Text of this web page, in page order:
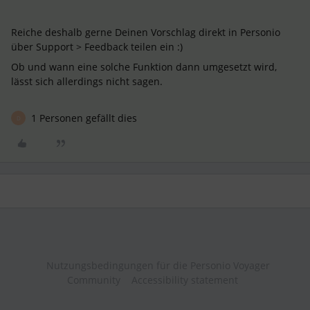
Reiche deshalb gerne Deinen Vorschlag direkt in Personio
über Support > Feedback teilen ein :)
Ob und wann eine solche Funktion dann umgesetzt wird,
lässt sich allerdings nicht sagen.
1 Personen gefällt dies